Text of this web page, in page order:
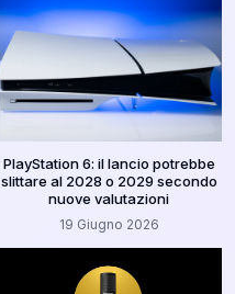
PlayStation 6: il lancio potrebbe
slittare al 2028 o 2029 secondo
nuove valutazioni
19 Giugno 2026